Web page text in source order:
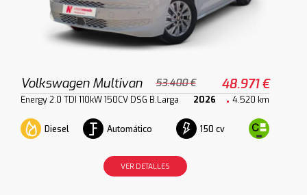
Volkswagen Multivan 53.400 € 48.971 €
Energy 2.0 TDI 110kW 150CV DSG B.Larga 2026 4.520 km
Diesel Automático 150 cv
VER DETALLES